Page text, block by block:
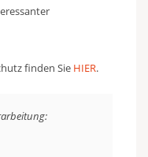
finden Sie HIER.